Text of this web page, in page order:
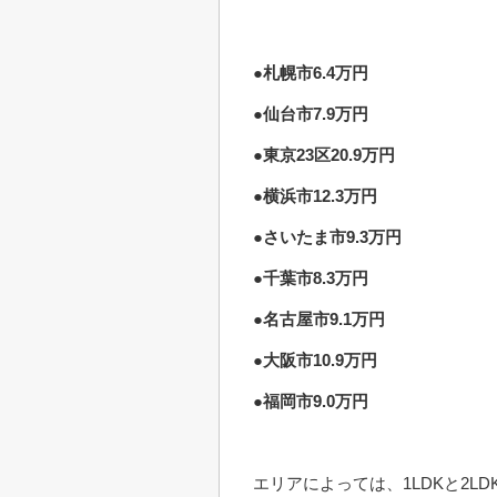
●札幌市6.4万円
●仙台市7.9万円
●東京23区20.9万円
●横浜市12.3万円
●さいたま市9.3万円
●千葉市8.3万円
●名古屋市9.1万円
●大阪市10.9万円
●福岡市9.0万円
エリアによっては、1LDKと